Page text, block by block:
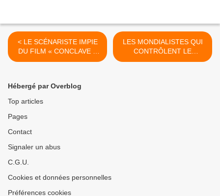
< LE SCÉNARISTE IMPIE
DU FILM « CONCLAVE »
AFFIRME QUE LE
LES MONDIALISTES QUI
CONTRÔLENT LE
VATICAN VEULENT QUE
Hébergé par Overblog
Top articles
Pages
Contact
Signaler un abus
C.G.U.
Cookies et données personnelles
Préférences cookies